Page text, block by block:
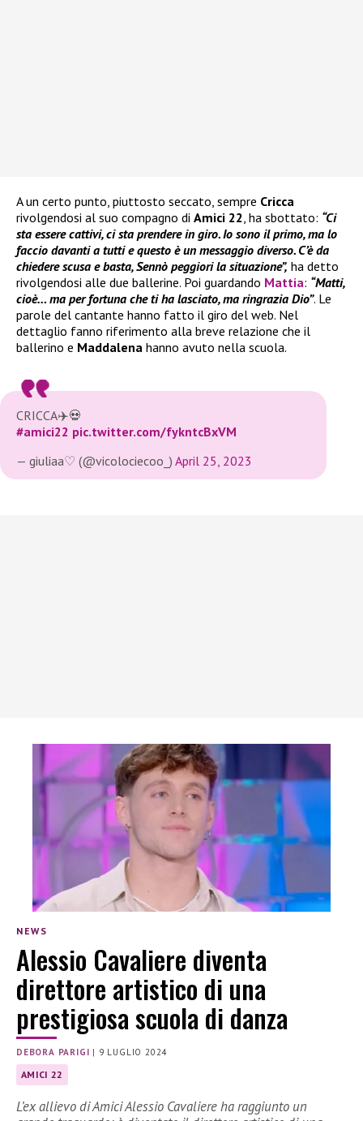
A un certo punto, piuttosto seccato, sempre Cricca
rivolgendosi al suo compagno di Amici 22, ha sbottato: “Ci
sta essere cattivi, ci sta prendere in giro. Io sono il primo, ma lo
faccio davanti a tutti e questo è un messaggio diverso. C’è da
chiedere scusa e basta, Sennò peggiori la situazione”, ha detto
rivolgendosi alle due ballerine. Poi guardando Mattia: “Matti,
cioè… ma per fortuna che ti ha lasciato, ma ringrazia Dio”. Le
parole del cantante hanno fatto il giro del web. Nel
dettaglio fanno riferimento alla breve relazione che il
ballerino e Maddalena hanno avuto nella scuola.
CRICCA✈️💀
#amici22 pic.twitter.com/fykntcBxVM
— giuliaa♡ (@vicolociecoo_) April 25, 2023
NEWS
Alessio Cavaliere diventa
direttore artistico di una
prestigiosa scuola di danza
DEBORA PARIGI | 9 LUGLIO 2024
AMICI 22
L’ex allievo di Amici Alessio Cavaliere ha raggiunto un